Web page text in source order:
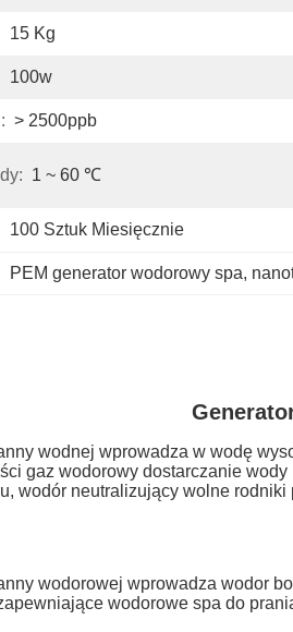
15 Kg
100w
> 2500ppb
1 ~ 60 ℃
100 Sztuk Miesięcznie
PEM generator wodorowy spa,
wodnej wprowadza w wodę
gaz wodorowy dostarczanie
wodór neutralizujący wolne
wodorowej wprowadza wodor
wodorowe spa do